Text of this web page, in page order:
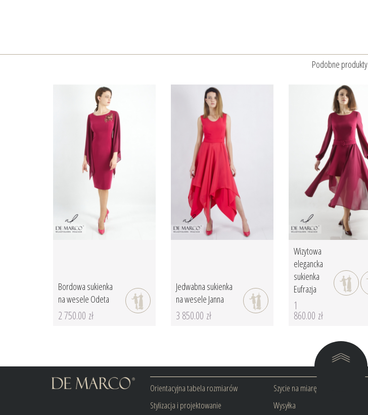
Podobne produkty
Bordowa sukienka
na wesele Odeta
2 750.00 zł
Jedwabna sukienka
na wesele Janna
3 850.00 zł
Wizytowa
elegancka
sukienka
Eufrazja
1
860.00 zł
Orientacyjna tabela rozmiarów
Stylizacja i projektowanie
Szycie na miarę
Wysyłka